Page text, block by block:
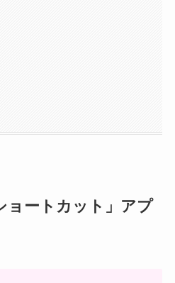
ョートカット」アプ